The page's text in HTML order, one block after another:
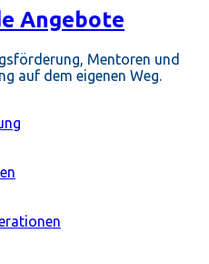
Angebote
Mentoren und
auf dem eigenen Weg.